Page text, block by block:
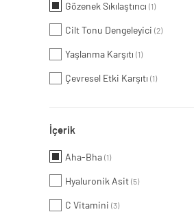
Gözenek Sıkılaştırıcı (1)
Cilt Tonu Dengeleyici (2)
Yaşlanma Karşıtı (1)
Çevresel Etki Karşıtı (1)
İçerik
Aha-Bha (1)
Hyaluronik Asit (5)
C Vitamini (3)